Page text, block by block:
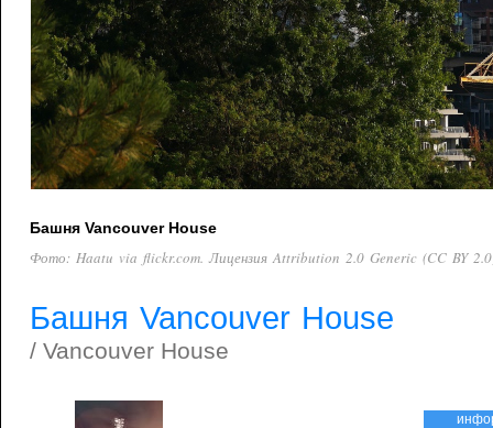
Башня Vancouver House
Фото: Haatu via flickr.com. Лицензия Attribution 2.0 Generic (CC BY
Башня Vancouver House
/ Vancouver House